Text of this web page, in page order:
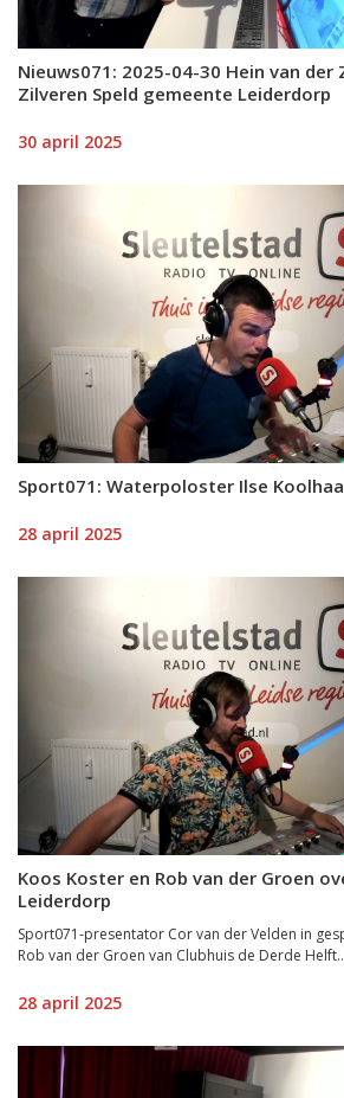
Nieuws071: 2025-04-30 Hein van
Zilveren Speld gemeente Leiderdorp
30 april 2025
Sport071: Waterpoloster Ilse
28 april 2025
Koos Koster en Rob van der Groen
Leiderdorp
Sport071-presentator Cor van der Velden in
Rob van der Groen van Clubhuis de Derde
28 april 2025